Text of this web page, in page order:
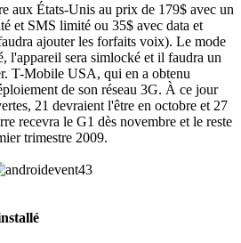
aux États-Unis au prix de 179$ avec un
et SMS limité ou 35$ avec data et
ajouter les forfaits voix). Le mode
l'appareil sera simlocké et il faudra un
T-Mobile USA, qui en a obtenu
de son réseau 3G. À ce jour
21 devraient l'être en octobre et 27
recevra le G1 dès novembre et le reste
trimestre 2009.